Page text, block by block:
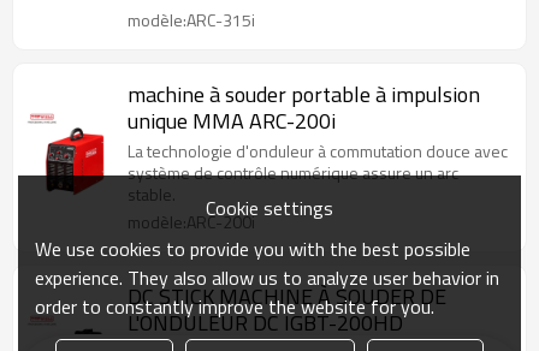
modèle:ARC-315i
machine à souder portable à impulsion
unique MMA ARC-200i
La technologie d'onduleur à commutation douce avec
système de contrôle numérique assure un arc
stable.
modèle:ARC-200i
DC STICK MACHINE À SOUDER DE
L'ONDULEUR DC IGBT-200HD
Cookie settings
We use cookies to provide you with the best possible
experience. They also allow us to analyze user behavior in
order to constantly improve the website for you.